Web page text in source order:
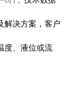
解决方案，客户
度、液位或流